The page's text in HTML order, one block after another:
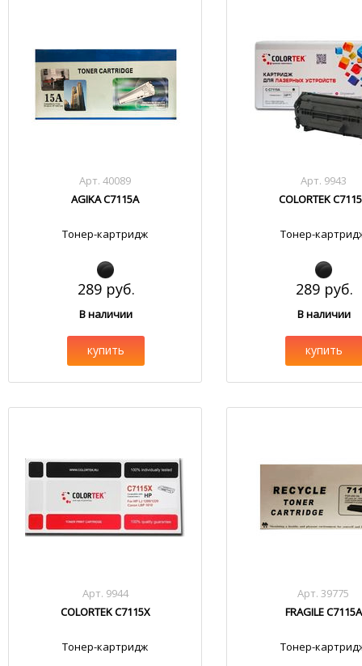
Арт. 40089
AGIKA C7115A
Тонер-картридж
289 руб.
В наличии
купить
Арт. 9943
COLORTEK
Тонер-
289 руб.
В наличии
купить
Арт. 9944
COLORTEK C7115X
Тонер-картридж
Арт. 39775
FRAGILE C7115A
Тонер-